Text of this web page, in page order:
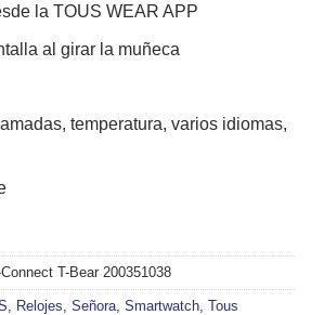
la TOUS WEAR APP
al girar la muñeca
temperatura, varios idiomas,
T-Bear 200351038
Relojes Señora Smartwatch Tous